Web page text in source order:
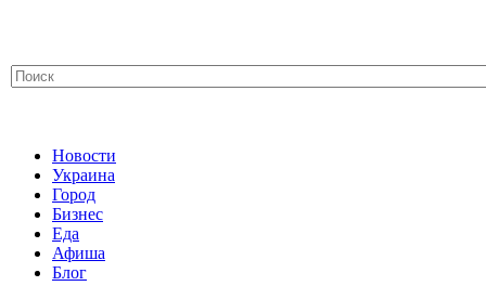
Новости
Украина
Город
Бизнес
Еда
Афиша
Блог